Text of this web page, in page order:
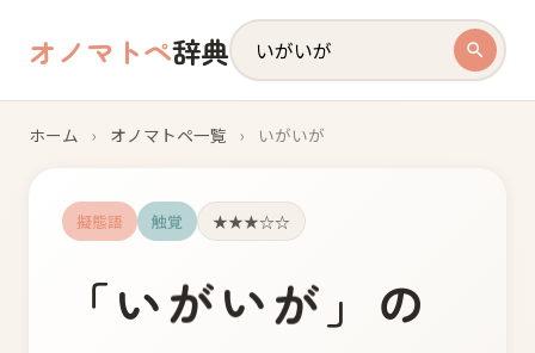
オノマトペ辞典
ホーム › オノマトペ一覧 › いがいが
擬態語 触覚 ★★★☆☆
「いがいが 」の